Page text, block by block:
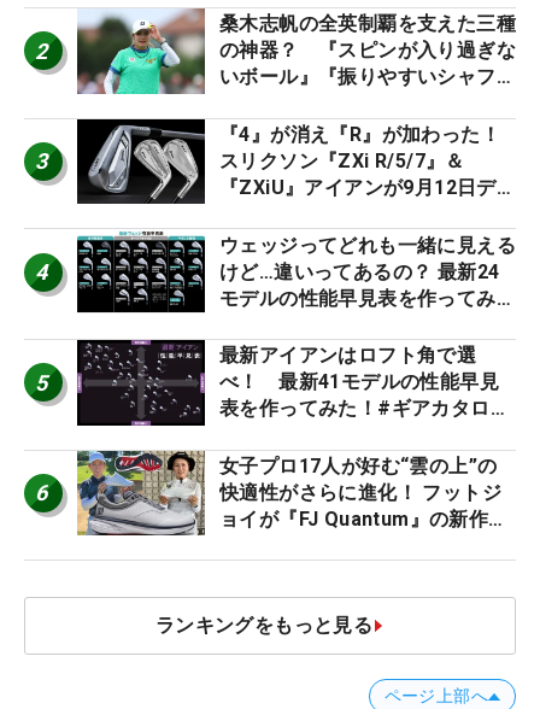
2
桑木志帆の全英制覇を支えた三種
の神器？ 『スピンが入り過ぎな
いボール』『振りやすいシャフ
ー』 #女子プロセッティング
3
『4』が消え『R』が加わった！
スリクソン『ZXi R/5/7』＆
『ZXiU』アイアンが9月12日デ
4
ウェッジってどれも一緒に見える
けど…違いってあるの？ 最新24
モデルの性能早見表を作ってみ
5
最新アイアンはロフト角で選
べ！ 最新41モデルの性能早見
表を作ってみた！#ギアカタログ
6
女子プロ17人が好む“雲の上”の
快適性がさらに進化！ フットジ
ョイが『FJ Quantum』の新作を
ランキングをもっと見る
ページ上部へ